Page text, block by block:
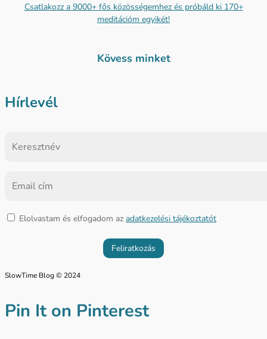
Csatlakozz a 9000+ fős közösségemhez és próbáld ki 170+
meditációm egyikét!
Kövess minket
Hírlevél
Elolvastam és elfogadom az adatkezelési tájékoztatót
SlowTime Blog © 2024
Pin It on Pinterest